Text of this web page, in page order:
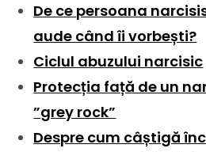
De ce persoana
aude când îi vorbești?
Ciclul abuzului narcisic
Protecția față de un
”grey rock”
Despre cum câștigă